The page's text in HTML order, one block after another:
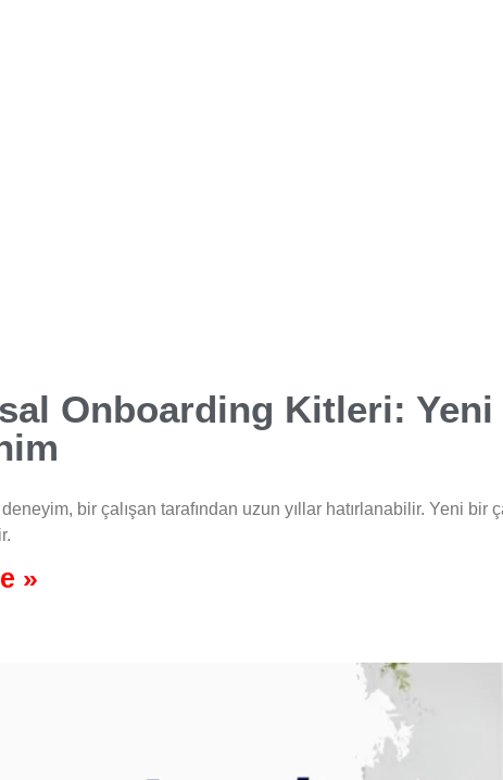
Onboarding Kitleri:
bir çalışan tarafından uzun yıllar hatırlanabilir. Yeni
»